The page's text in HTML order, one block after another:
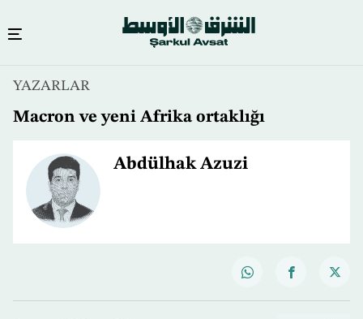
YAZARLAR
Macron ve yeni Afrika ortaklığı
Abdülhak Azuzi